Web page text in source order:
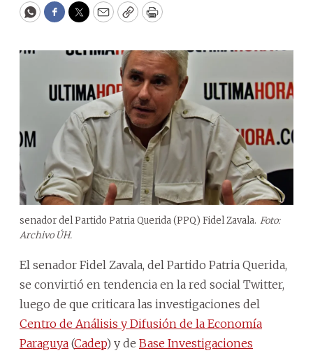
WhatsApp
Facebook
Twitter
EmailCopyPrint
senador del Partido Patria Querida (PPQ) Fidel Zavala. Foto:
Archivo ÚH.
El senador Fidel Zavala, del Partido Patria Querida,
se convirtió en tendencia en la red social Twitter,
luego de que criticara las investigaciones del
Centro de Análisis y Difusión de la Economía
Paraguya (Cadep) y de Base Investigaciones